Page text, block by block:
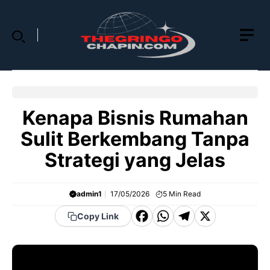
content
Kenapa Bisnis Rumahan
Sulit Berkembang Tanpa
Strategi yang Jelas
admin1 17/05/2026 5 Min Read
Copy Link
F WT X